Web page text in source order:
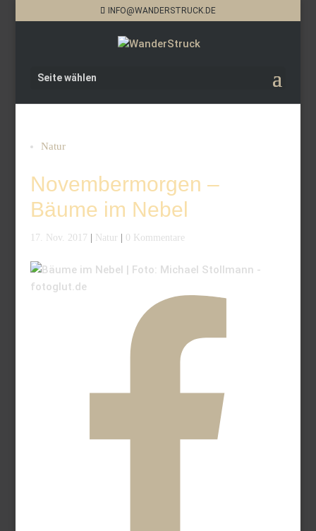
INFO@WANDERSTRUCK.DE
Seite wählen
Natur
Novembermorgen –
Bäume im Nebel
17. Nov. 2017 Natur 0 Kommentare